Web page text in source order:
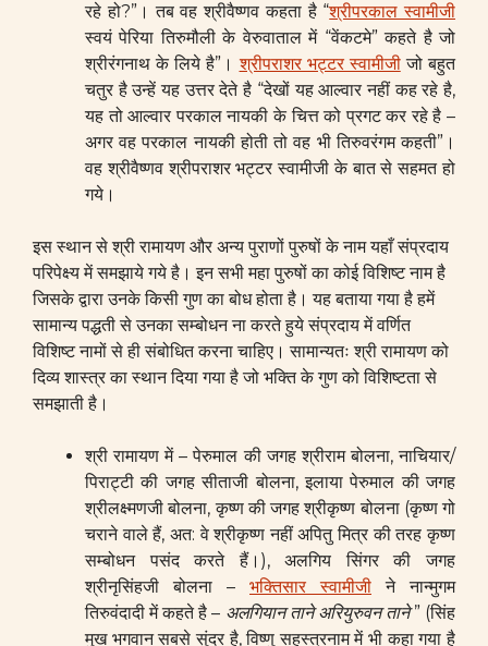
रहे हो?”। तब वह श्रीवैष्णव कहता है “श्रीपरकाल स्वामीजी
स्वयं पेरिया तिरुमौली के वेरुवाताल में “वेंकटमे” कहते है जो
श्रीरंगनाथ के लिये है”।श्रीपराशर भट्टर स्वामीजीजो बहुत
चतुर है उन्हें यह उत्तर देते है “देखों यह आल्वार नहीं कह रहे है,
यह तो आल्वार परकाल नायकी के चित्त को प्रगट कर रहे है –
अगर वह परकाल नायकी होती तो वह भी तिरुवरंगम कहती”।
वह श्रीवैष्णव श्रीपराशर भट्टर स्वामीजी के बात से सहमत हो
गये।
इस स्थान से श्री रामायण और अन्य पुराणों पुरुषों के नाम यहाँ संप्रदाय
परिपेक्ष्य में समझाये गये है। इन सभी महा पुरुषों का कोई विशिष्ट नाम है
जिसके द्वारा उनके किसी गुण का बोध होता है। यह बताया गया है हमें
सामान्य पद्धती से उनका सम्बोधन ना करते हुये संप्रदाय में वर्णित
विशिष्ट नामों से ही संबोधित करना चाहिए। सामान्यतः श्री रामायण को
दिव्य शास्त्र का स्थान दिया गया है जो भक्ति के गुण को विशिष्टता से
समझाती है।
श्री रामायण में – पेरुमाल की जगह श्रीराम बोलना, नाचियार/
पिराट्टी की जगह सीताजी बोलना, इलाया पेरुमाल की जगह
श्रीलक्ष्मणजी बोलना, कृष्ण की जगह श्रीकृष्ण बोलना (कृष्ण गो
चराने वाले हैं, अत: वे श्रीकृष्ण नहीं अपितु मित्र की तरह कृष्ण
सम्बोधन पसंद करते हैं।), अलगिय सिंगर की जगह
श्रीनृसिंहजी बोलना – भक्तिसार स्वामीजी ने नान्मुगम
तिरुवंदादी में कहते है – अलगियान ताने अरियुरुवन ताने” (सिंह
मुख भगवान सबसे सुंदर है, विष्णु सहस्त्रनाम में भी कहा गया है